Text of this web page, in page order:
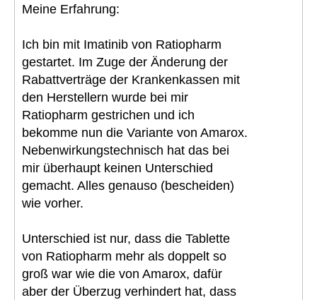
Meine Erfahrung:
Ich bin mit Imatinib von Ratiopharm
gestartet. Im Zuge der Änderung der
Rabattverträge der Krankenkassen mit
den Herstellern wurde bei mir
Ratiopharm gestrichen und ich
bekomme nun die Variante von Amarox.
Nebenwirkungstechnisch hat das bei
mir überhaupt keinen Unterschied
gemacht. Alles genauso (bescheiden)
wie vorher.
Unterschied ist nur, dass die Tablette
von Ratiopharm mehr als doppelt so
groß war wie die von Amarox, dafür
aber der Überzug verhindert hat, dass